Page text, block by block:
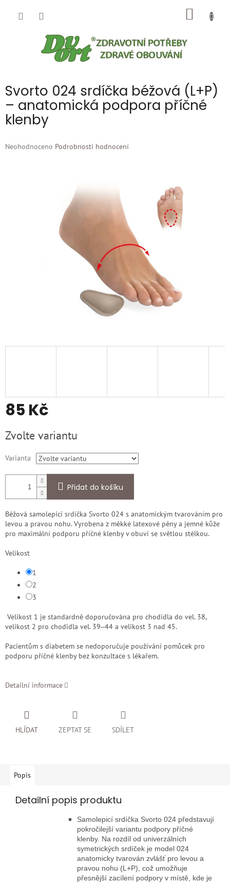
Svorto 024 srdíčka béžová (L+P)
– anatomická podpora příčné
klenby
Průměrné
Neohodnoceno Podrobnosti hodnocení
85 Kč
cena:
Zvolte variantu
Varianta
Přidat do košíku
Béžová samolepicí srdíčka Svorto 024 s anatomickým tvarováním pro
levou a pravou nohu. Vyrobena z měkké latexové pěny a jemné kůže
pro maximální podporu příčné klenby v obuvi se světlou stélkou.
Velikost
1
2
3
Velikost 1 je standardně doporučována pro chodidla do vel. 38,
velikost 2 pro chodidla vel. 39‒44 a velikost 3 nad 45.
Pacientům s diabetem se nedoporučuje používání pomůcek pro
podporu příčné klenby bez konzultace s lékařem.
Detailní informace
ZEPTAT SE
HLÍDAT SDÍLET
Popis
Detailní popis produktu
Samolepicí srdíčka Svorto 024 představují
pokročilejší variantu podpory příčné
klenby. Na rozdíl od univerzálních
symetrických srdíček je model 024
anatomicky tvarován zvlášť pro levou a
pravou nohu (L+P), což umožňuje
přesnější zacílení podpory v místě, kde je